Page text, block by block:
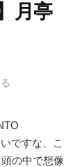
月亭
ですな、こ
の中で想像